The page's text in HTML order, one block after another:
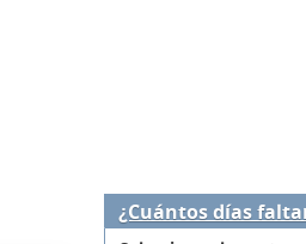
¿Cuántos días